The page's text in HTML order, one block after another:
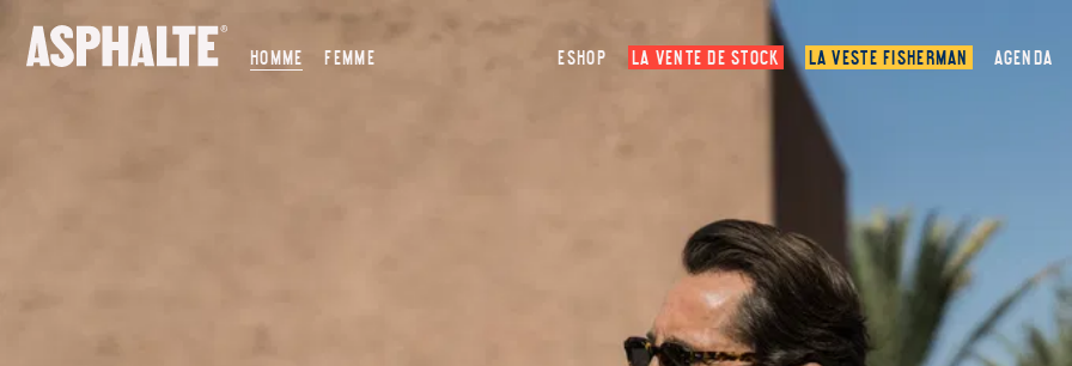
HOMME FEMME ESHOP LA VENTE DE STOCK LA VESTE FISHERMAN AGENDA
NOTRE MISSION